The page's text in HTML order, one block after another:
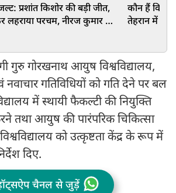
प्रशांत किशोर की बड़ी जीत,
लहराया परचम, नीरज कुमार को
कौन हैं
तेहरान में दी
गुरु गोरखनाथ आयुष विश्वविद्यालय,
गतिविधियों को गति देने पर बल
में स्थायी फैकल्टी की नियुक्ति
करने तथा आयुष की पारंपरिक चिकित्सा
को उत्कृष्टता केंद्र के रूप में
दिए.
चैनल से जुड़ें